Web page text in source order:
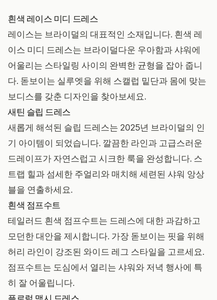
흰색 레이스 미디 드레스
레이스는 브라이덜의 대표적인 소재입니다. 흰색 레
이스 미디 드레스는 브라이덜다운 우아함과 샤워에
어울리는 스타일링 사이의 완벽한 균형을 잡아 줍니
다. 돋보이는 실루엣을 위해 스캘럽 밑단과 몸에 맞는
보디스를 갖춘 디자인을 찾아보세요.
새틴 슬립 드레스
새롭게 해석된 슬립 드레스는 2025년 브라이덜의 인
기 아이템이 되었습니다. 깔끔한 라인과 고급스러운
드레이프가 자연스럽고 시크한 룩을 완성합니다. 스
트랩 힐과 섬세한 주얼리와 매치해 세련된 샤워 앙상
블을 연출하세요.
흰색 점프수트
테일러드 흰색 점프수트는 드레스에 대한 과감하고
모던한 대안을 제시합니다. 가장 돋보이는 핏을 위해
허리 라인이 강조된 와이드 레그 스타일을 고르세요.
점프수트는 도심에서 열리는 샤워와 저녁 행사에 특
히 잘 어울립니다.